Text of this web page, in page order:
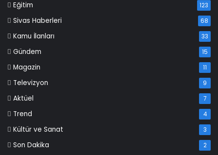
Eğitim 123
Sivas Haberleri 68
Kamu İlanları 33
Gündem 15
Magazin 11
Televizyon 9
Aktüel 7
Trend 4
Kültür ve Sanat 3
Son Dakika 2